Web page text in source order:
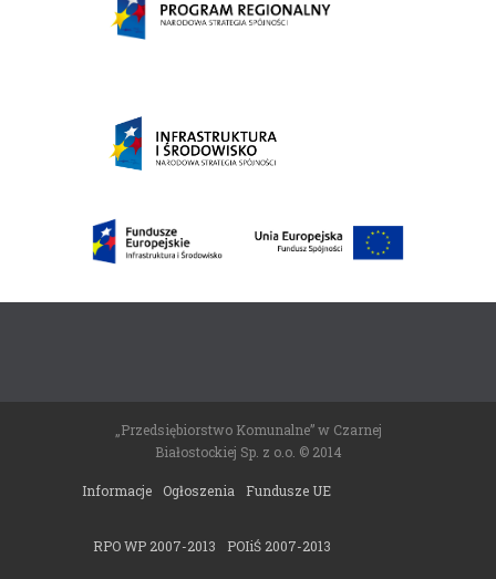
„Przedsiębiorstwo Komunalne” w Czarnej
Białostockiej Sp. z o.o. © 2014
Informacje Ogłoszenia Fundusze UE
RPO WP 2007-2013 POIiŚ 2007-2013